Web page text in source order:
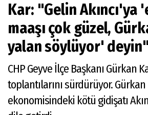
Kar: "Gelin Akıncı'ya
maaşı çok güzel,
yalan söylüyor' deyin"
CHP Geyve İlçe Başkanı Gürkan
toplantılarını sürdürüyor. Gürkan
ekonomisindeki kötü gidişatı